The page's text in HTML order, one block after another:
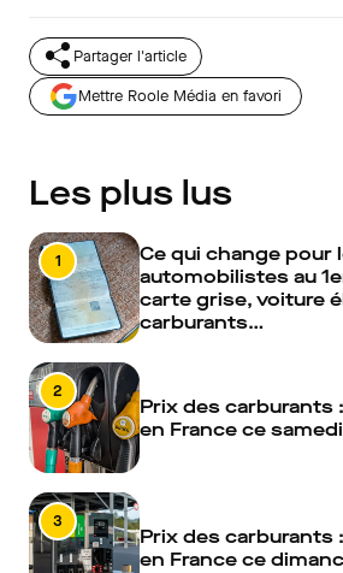
Partager l'article
Mettre Roole Média en favori
Les plus lus
1
Ce qui change pour
automobilistes au
carte grise, voiture
carburants…
2
Prix des carburants
en France ce
3
Prix des carburants
en France ce